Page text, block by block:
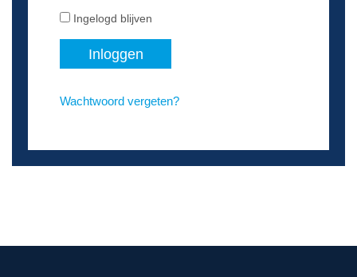
Ingelogd blijven
Inloggen
Wachtwoord vergeten?